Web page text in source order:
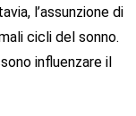
l’assunzione di
cicli del sonno.
influenzare il